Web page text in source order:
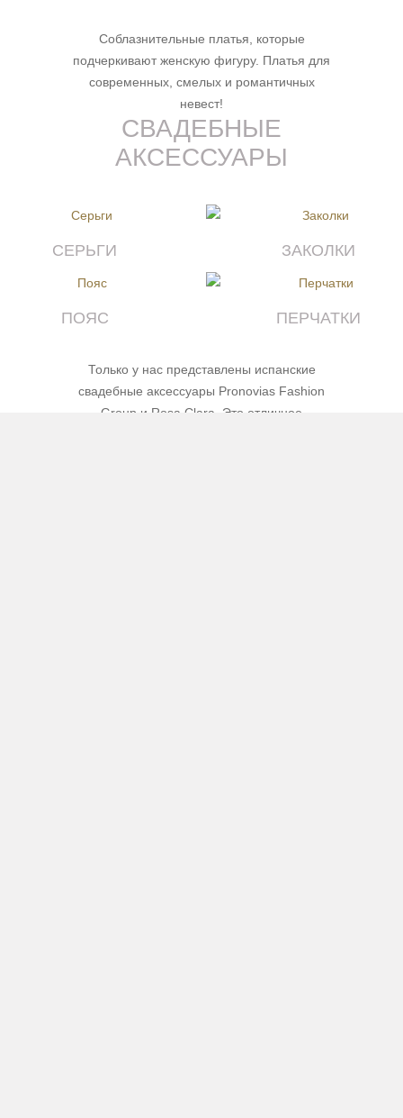
Соблазнительные платья, которые
подчеркивают женскую фигуру. Платья для
современных, смелых и романтичных
невест!
СВАДЕБНЫЕ
АКСЕССУАРЫ
СЕРЬГИ ЗАКОЛКИ
ПОЯС ПЕРЧАТКИ
Только у нас представлены испанские
свадебные аксессуары Pronovias Fashion
Group и Rosa Clara. Это отличное